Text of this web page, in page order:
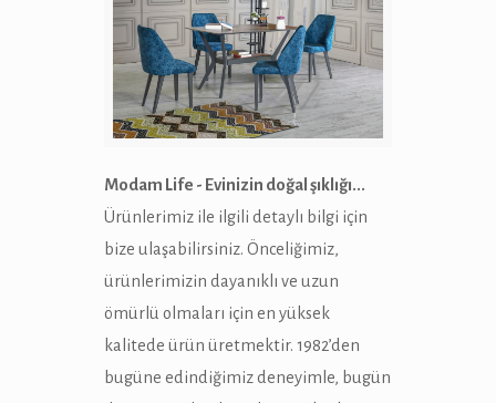
Modam Life - Evinizin doğal şıklığı...
Ürünlerimiz ile ilgili detaylı bilgi için
bize ulaşabilirsiniz. Önceliğimiz,
ürünlerimizin dayanıklı ve uzun
ömürlü olmaları için en yüksek
kalitede ürün üretmektir. 1982’den
bugüne edindiğimiz deneyimle, bugün